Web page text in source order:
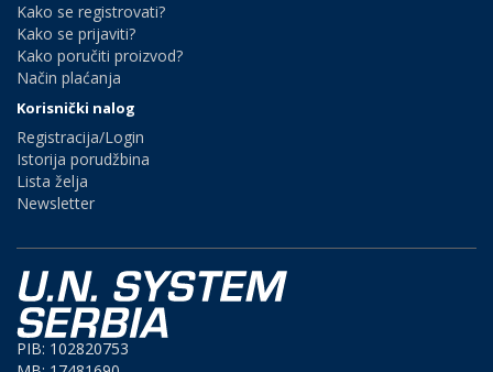
Kako se registrovati?
Kako se prijaviti?
Kako poručiti proizvod?
Način plaćanja
Korisnički nalog
Registracija/Login
Istorija porudžbina
Lista želja
Newsletter
PIB: 102820753